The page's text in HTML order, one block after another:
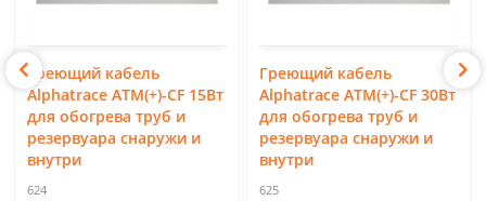
Греющий кабель
Alphatrace ATM(+)-CF 15Вт
для обогрева труб и
резервуара снаружи и
внутри
624
Греющий кабель
Alphatrace ATM(+)-CF 30Вт
для обогрева труб и
резервуара снаружи и
внутри
625